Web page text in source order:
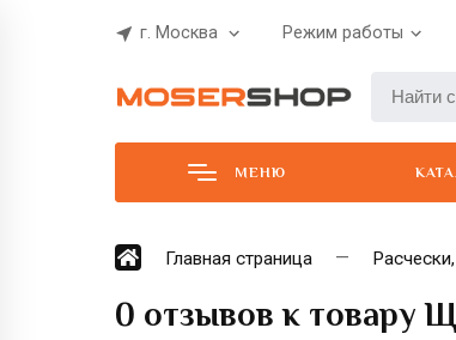
г. Москва Режим работы
МЕНЮ
Главная страница
0 отзывов к товару